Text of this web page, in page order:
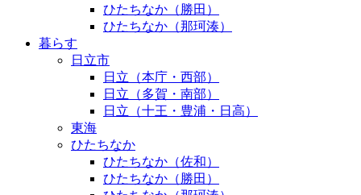
ひたちなか（勝田）
ひたちなか（那珂湊）
暮らす
日立市
日立（本庁・西部）
日立（多賀・南部）
日立（十王・豊浦・日高）
東海
ひたちなか
ひたちなか（佐和）
ひたちなか（勝田）